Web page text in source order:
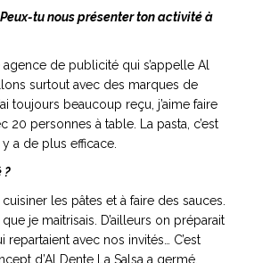
VIVRE ITALIEN
tu nous présenter ton activité à
agence de publicité qui s’appelle Al
surtout avec des marques de
toujours beaucoup reçu, j’aime faire
20 personnes à table. La pasta, c’est
a de plus efficace.
?
cuisiner les pâtes et à faire des sauces.
que je maitrisais. D’ailleurs on préparait
avec nos invités… C’est
d’Al Dente La Salsa a germé.